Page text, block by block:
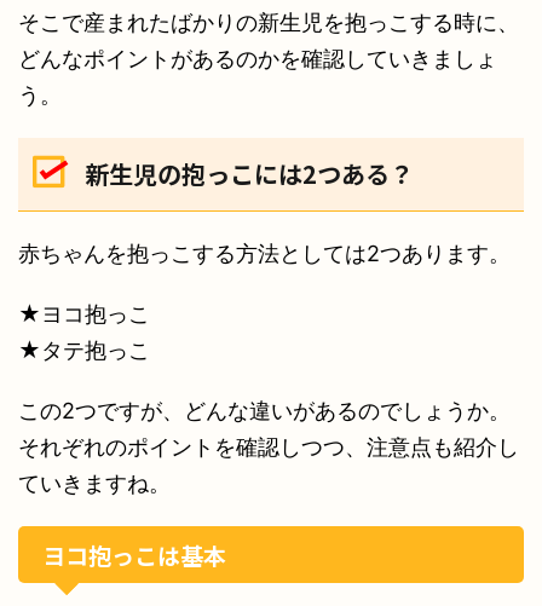
そこで産まれたばかりの新生児を抱っこする時に、
どんなポイントがあるのかを確認していきましょ
う。
新生児の抱っこには2つある？
赤ちゃんを抱っこする方法としては2つあります。
★ヨコ抱っこ
★タテ抱っこ
この2つですが、どんな違いがあるのでしょうか。
それぞれのポイントを確認しつつ、注意点も紹介し
ていきますね。
ヨコ抱っこは基本